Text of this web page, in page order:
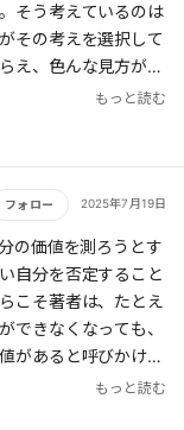
自分自身の気持ちを
そう考えているのは
その考えを選択して
え、色んな見方があ
たい。存在するだけ
もっと読む
フォロー 2025年7月19日
の価値を測ろうとす
自分を否定すること
こそ著者は、たとえ
できなくなっても、
があると呼びかけ
何気ない1日に価値
もっと読む